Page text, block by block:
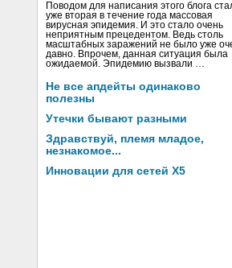
Поводом для написания этого блога
уже вторая в течение года массовая
вирусная эпидемия. И это стало очень
неприятным прецедентом. Ведь столь
масштабных заражений не было уже
давно. Впрочем, данная ситуация была
ожидаемой. Эпидемию вызвали …
Не все апдейты одинаково
полезны
Утечки бывают разными
Здравствуй, племя младое,
незнакомое...
Инновации для сетей X5